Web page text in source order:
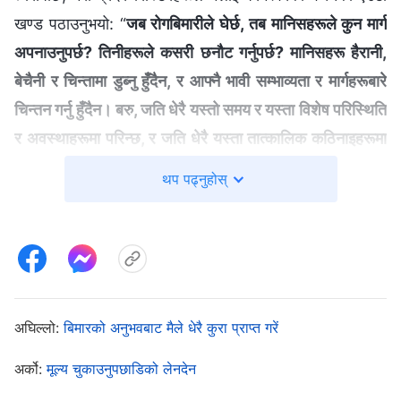
खण्ड पठाउनुभयो: “जब रोगबिमारीले घेर्छ, तब मानिसहरूले कुन मार्ग
अपनाउनुपर्छ? तिनीहरूले कसरी छनौट गर्नुपर्छ? मानिसहरू हैरानी,
बेचैनी र चिन्तामा डुब्‍नु हुँदैन, र आफ्‍नै भावी सम्‍भाव्यता र मार्गहरूबारे
चिन्तन गर्नु हुँदैन। बरु, जति धेरै यस्तो समय र यस्ता विशेष परिस्थिति
र अवस्थाहरूमा परिन्छ, र जति धेरै यस्ता तात्कालिक कठिनाइहरूमा
फसिन्छ, मानिसहरूले त्यति नै धेरै सत्यता खोजी गर्नुपर्छ र सत्यता
पछ्याउनुपर्छ। यस्तो गरे मात्रै तैँले विगतमा सुनेका प्रवचनहरू र तैँले
कठिनाइहरू जति धेरै सामना गर्छस्, तैँले त्यति नै धेरै आफ्‍ना इच्छाहरू
तँलाई हैरानी, बेचैनी र चिन्ताका संवेगहरूमा डुबाउनु होइन, र यो तँ
बिरामी हुँदा परमेश्‍वरले तँलाई निको पार्नुहुन्छ कि हुन्‍न भनेर उहाँलाई
थप पढ्नुहोस्
अघिल्लो:बिमारको अनुभवबाट मैले धेरै कुरा प्राप्त गरें
अर्को:मूल्य चुकाउनुपछाडिको लेनदेन